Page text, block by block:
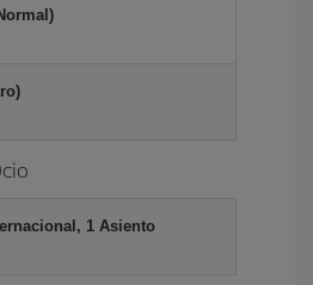
1 Asiento